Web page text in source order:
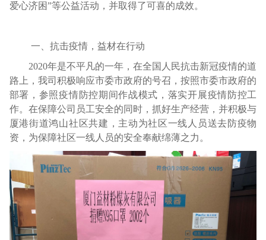
爱心济困”等公益活动，并取得了可喜的成效。
一、抗击疫情，益材在行动
2020年是不平凡的一年，在全国人民抗击新冠疫情的道
路上，我司积极响应市委市政府的号召，按照市委市政府的
部署，参照疫情防控期间作战模式，落实开展疫情防控工
作。在保障公司员工安全的同时，抓好生产经营，并积极与
厦港街道鸿山社区共建，主动为社区一线人员送去防疫物
资，为保障社区一线人员的安全奉献绵薄之力。